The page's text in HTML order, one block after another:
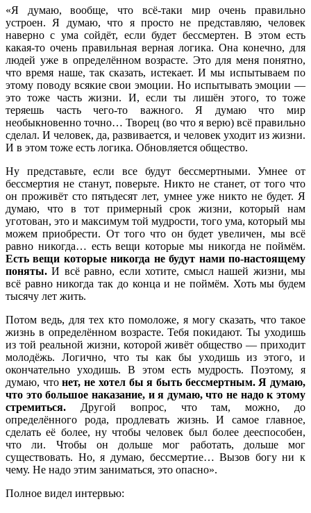
«Я думаю, вообще, что всё-таки мир очень правильно
устроен. Я думаю, что я просто не представляю, человек
наверно с ума сойдёт, если будет бессмертен. В этом есть
какая-то очень правильная верная логика. Она конечно, для
людей уже в определённом возрасте. Это для меня понятно,
что время наше, так сказать, истекает. И мы испытываем по
этому поводу всякие свои эмоции. Но испытывать эмоции —
это тоже часть жизни. И, если ты лишён этого, то тоже
теряешь часть чего-то важного. Я думаю что мир
необыкновенно точно… Творец (во что я верю) всё правильно
сделал. И человек, да, развивается, и человек уходит из жизни.
И в этом тоже есть логика. Обновляется общество.
Ну представьте, если все будут бессмертными. Умнее от
бессмертия не станут, поверьте. Никто не станет, от того что
он проживёт сто пятьдесят лет, умнее уже никто не будет. Я
думаю, что в тот примерный срок жизни, который нам
уготован, это и максимум той мудрости, того ума, который мы
можем приобрести. От того что он будет увеличен, мы всё
равно никогда… есть вещи которые мы никогда не поймём.
Есть вещи которые никогда не будут нами по-настоящему
поняты. И всё равно, если хотите, смысл нашей жизни, мы
всё равно никогда так до конца и не поймём. Хоть мы будем
тысячу лет жить.
Потом ведь, для тех кто помоложе, я могу сказать, что такое
жизнь в определённом возрасте. Тебя покидают. Ты уходишь
из той реальной жизни, которой живёт общество — приходит
молодёжь. Логично, что ты как бы уходишь из этого, и
окончательно уходишь. В этом есть мудрость. Поэтому, я
думаю, чтонет, не хотел бы я быть бессмертным. Я думаю,
что это большое наказание, и я думаю, что не надо к этому
стремиться. Другой вопрос, что там, можно, до
определённого рода, продлевать жизнь. И самое главное,
сделать её более, ну чтобы человек был более дееспособен,
что ли. Чтобы он дольше мог работать, дольше мог
существовать. Но, я думаю, бессмертие… Вызов богу ни к
чему. Не надо этим заниматься, это опасно».
Полное видел интервью: